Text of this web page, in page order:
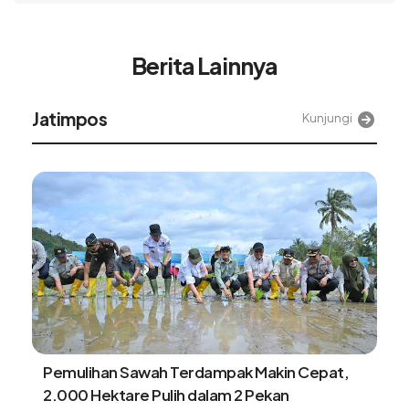
Berita Lainnya
Jatimpos Kunjungi
Pemulihan Sawah Terdampak Makin Cepat,
2.000 Hektare Pulih dalam 2 Pekan